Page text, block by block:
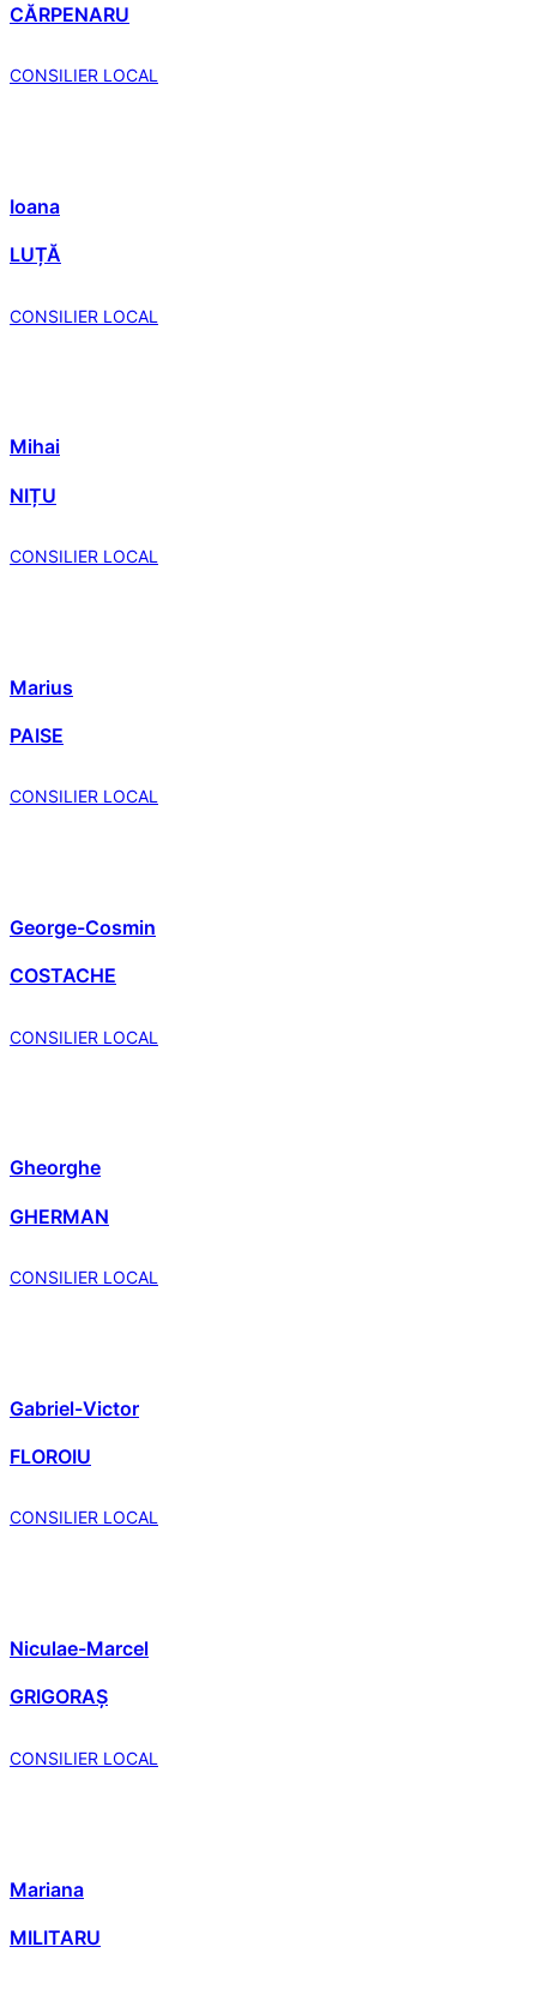
CĂRPENARU
CONSILIER LOCAL
Ioana
LUȚĂ
CONSILIER LOCAL
Mihai
NIȚU
CONSILIER LOCAL
Marius
PAISE
CONSILIER LOCAL
George-Cosmin
COSTACHE
CONSILIER LOCAL
Gheorghe
GHERMAN
CONSILIER LOCAL
Gabriel-Victor
FLOROIU
CONSILIER LOCAL
Niculae-Marcel
GRIGORAȘ
CONSILIER LOCAL
Mariana
MILITARU